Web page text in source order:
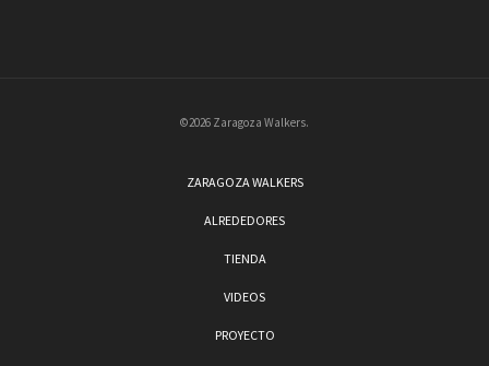
©2026 Zaragoza Walkers.
ZARAGOZA WALKERS
ALREDEDORES
TIENDA
VIDEOS
PROYECTO